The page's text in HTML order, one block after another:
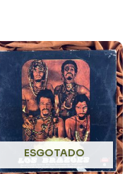
ESGOTADO